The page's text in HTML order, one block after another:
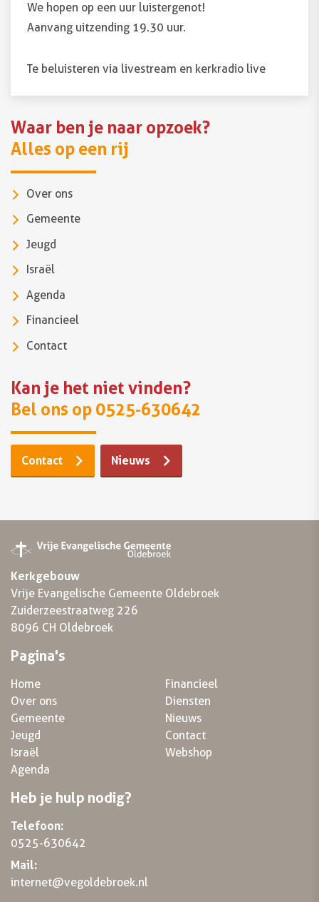
Waar ben je naar opzoek?
Alles op een rij
Over ons
Gemeente
Jeugd
Israël
Agenda
Financieel
Contact
Kan je het niet vinden?
Bel ons op 0525-630642
Contact Nieuws
We hopen op een uur luistergenot!
Aanvang uitzending 19.30 uur.
Te beluisteren via livestream en kerkradio live
Kerkgebouw
Vrije Evangelische Gemeente Oldebroek
Zuiderzeestraatweg 226
8096 CH Oldebroek
Pagina's
Home
Over ons
Gemeente
Jeugd
Israël
Agenda
Financieel
Diensten
Nieuws
Contact
Webshop
Heb je hulp nodig?
Telefoon:
0525-630642
Mail:
internet@vegoldebroek.nl